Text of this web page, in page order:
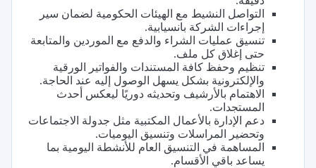
التواصل النشيط مع الهيئات الحكومية لضمان سير
إجراءات الشركة بانسيابية.
تنسيق عمليات الشراء والدفع مع الموردين والمتابعة
حتى إغلاق كل ملف.
تنظيم وحفظ كافة المستندات والفواتير الورقية
والإلكترونية بشكل يسهل الوصول إليه عند الحاجة.
الاهتمام بالأرشيف وتحديثه دوريًا ليعكس أحدث
المستجدات.
دعم الإدارة بالأعمال المكتبية مثل جدولة الاجتماعات
وتحضير المراسلات وتنسيق اليوميات.
المساهمة في التنسيق العام للأنشطة اليومية بما
يساعد باقي الأقسام.